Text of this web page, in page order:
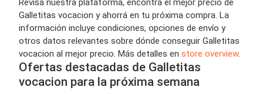
Revisá nuestra plataforma, encontrá el mejor precio de
Galletitas vocacion y ahorrá en tu próxima compra. La
información incluye condiciones, opciones de envío y
otros datos relevantes sobre dónde conseguir Galletitas
vocacion al mejor precio. Más detalles en store overview.
Ofertas destacadas de Galletitas
vocacion para la próxima semana